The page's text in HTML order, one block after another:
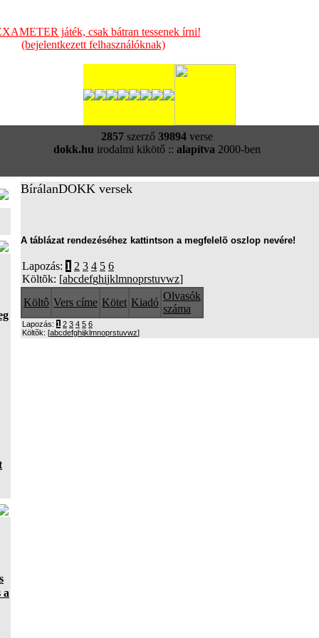
játék, csak bátran tessenek írni!
(bejelentkezett felhasználóknak)
2857szerző 39894verse
dokk.hu irodalmi kikötő :: alapítva 2000-ben
a
BírálanDOKK versek
A táblázat rendezéséhez kattintson a megfelelõ oszlop nevére!
Lapozás: 1 2 3 4 5 6
Költõk: [abcdefghijklmnoprstuvwz]
Költô Vers címe Kötet Kiadó
Olvasók
száma
Lapozás: 1 2 3 4 5 6
Költõk: [abcdefghijklmnoprstuvwz]